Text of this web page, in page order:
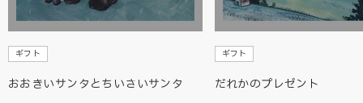
ギフト
おおきいサンタとちいさいサンタ
ギフト
だれかのプレゼント